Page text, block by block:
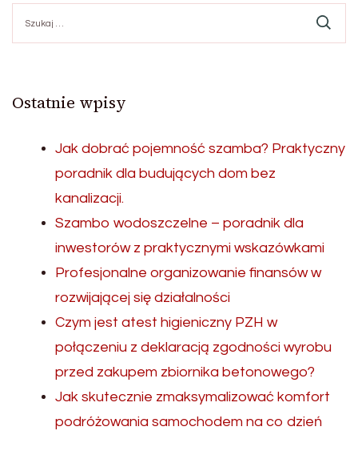
Ostatnie wpisy
Jak dobrać pojemność szamba? Praktyczny
poradnik dla budujących dom bez
kanalizacji.
Szambo wodoszczelne – poradnik dla
inwestorów z praktycznymi wskazówkami
Profesjonalne organizowanie finansów w
rozwijającej się działalności
Czym jest atest higieniczny PZH w
połączeniu z deklaracją zgodności wyrobu
przed zakupem zbiornika betonowego?
Jak skutecznie zmaksymalizować komfort
podróżowania samochodem na co dzień